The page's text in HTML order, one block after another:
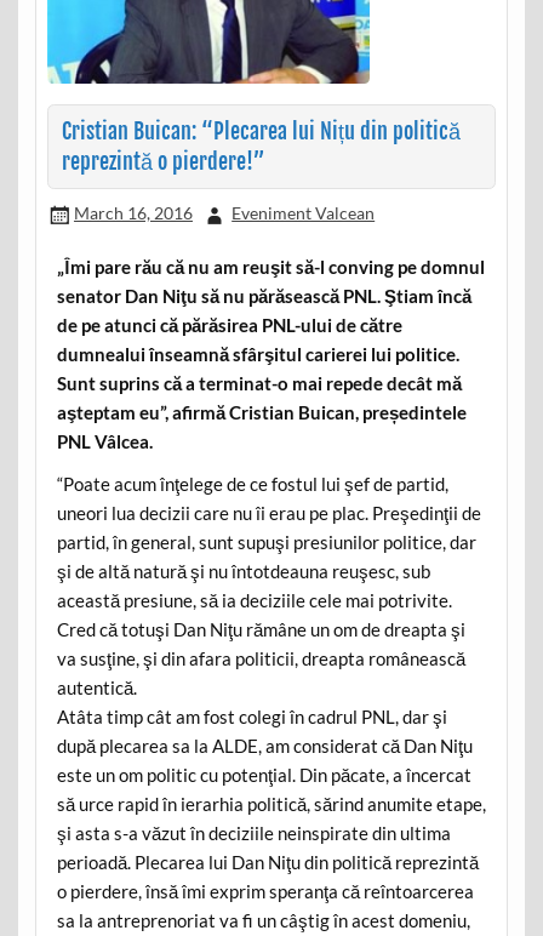
Cristian Buican: “Plecarea lui Nițu din politică
reprezintă o pierdere!”
March 16, 2016 Eveniment Valcean
„Îmi pare rău că nu am reuşit să-l conving pe domnul
senator Dan Niţu să nu părăsească PNL. Ştiam încă
de pe atunci că părăsirea PNL-ului de către
dumnealui înseamnă sfârşitul carierei lui politice.
Sunt suprins că a terminat-o mai repede decât mă
aşteptam eu”, afirmă Cristian Buican, președintele
PNL Vâlcea.
“Poate acum înţelege de ce fostul lui şef de partid,
uneori lua decizii care nu îi erau pe plac. Preşedinţii de
partid, în general, sunt supuşi presiunilor politice, dar
şi de altă natură şi nu întotdeauna reuşesc, sub
această presiune, să ia deciziile cele mai potrivite.
Cred că totuşi Dan Niţu rămâne un om de dreapta şi
va susţine, şi din afara politicii, dreapta românească
autentică.
Atâta timp cât am fost colegi în cadrul PNL, dar şi
după plecarea sa la ALDE, am considerat că Dan Niţu
este un om politic cu potenţial. Din păcate, a încercat
să urce rapid în ierarhia politică, sărind anumite etape,
şi asta s-a văzut în deciziile neinspirate din ultima
perioadă. Plecarea lui Dan Niţu din politică reprezintă
o pierdere, însă îmi exprim speranţa că reîntoarcerea
sa la antreprenoriat va fi un câştig în acest domeniu,